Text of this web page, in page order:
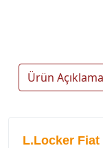
Ürün
L.Locker Fiat